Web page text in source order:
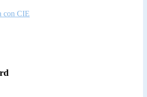
con CIE